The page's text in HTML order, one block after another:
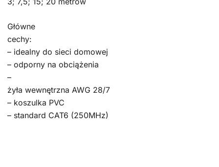
Główne
cechy:
– idealny do sieci domowej
– odporny na obciążenia
–
żyła wewnętrzna AWG 28/7
– koszulka PVC
– standard CAT6 (250MHz)